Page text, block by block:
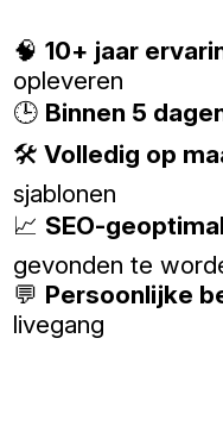
🧠10+ jaar
opleveren
🕒 Binnen 5
🛠️Volledig op
sjablonen
📈 SEO-
gevonden te
💬 Persoonlijke
livegang